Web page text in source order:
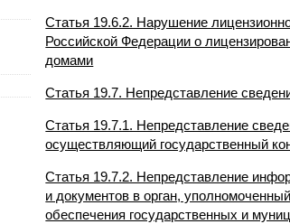
Статья 19.6.2. Нарушение
Российской Федерации о
домами
Статья 19.7. Непредставление
Статья 19.7.1. Непредставление
осуществляющий государственный
Статья 19.7.2. Непредставление
и документов в орган,
обеспечения государственных и